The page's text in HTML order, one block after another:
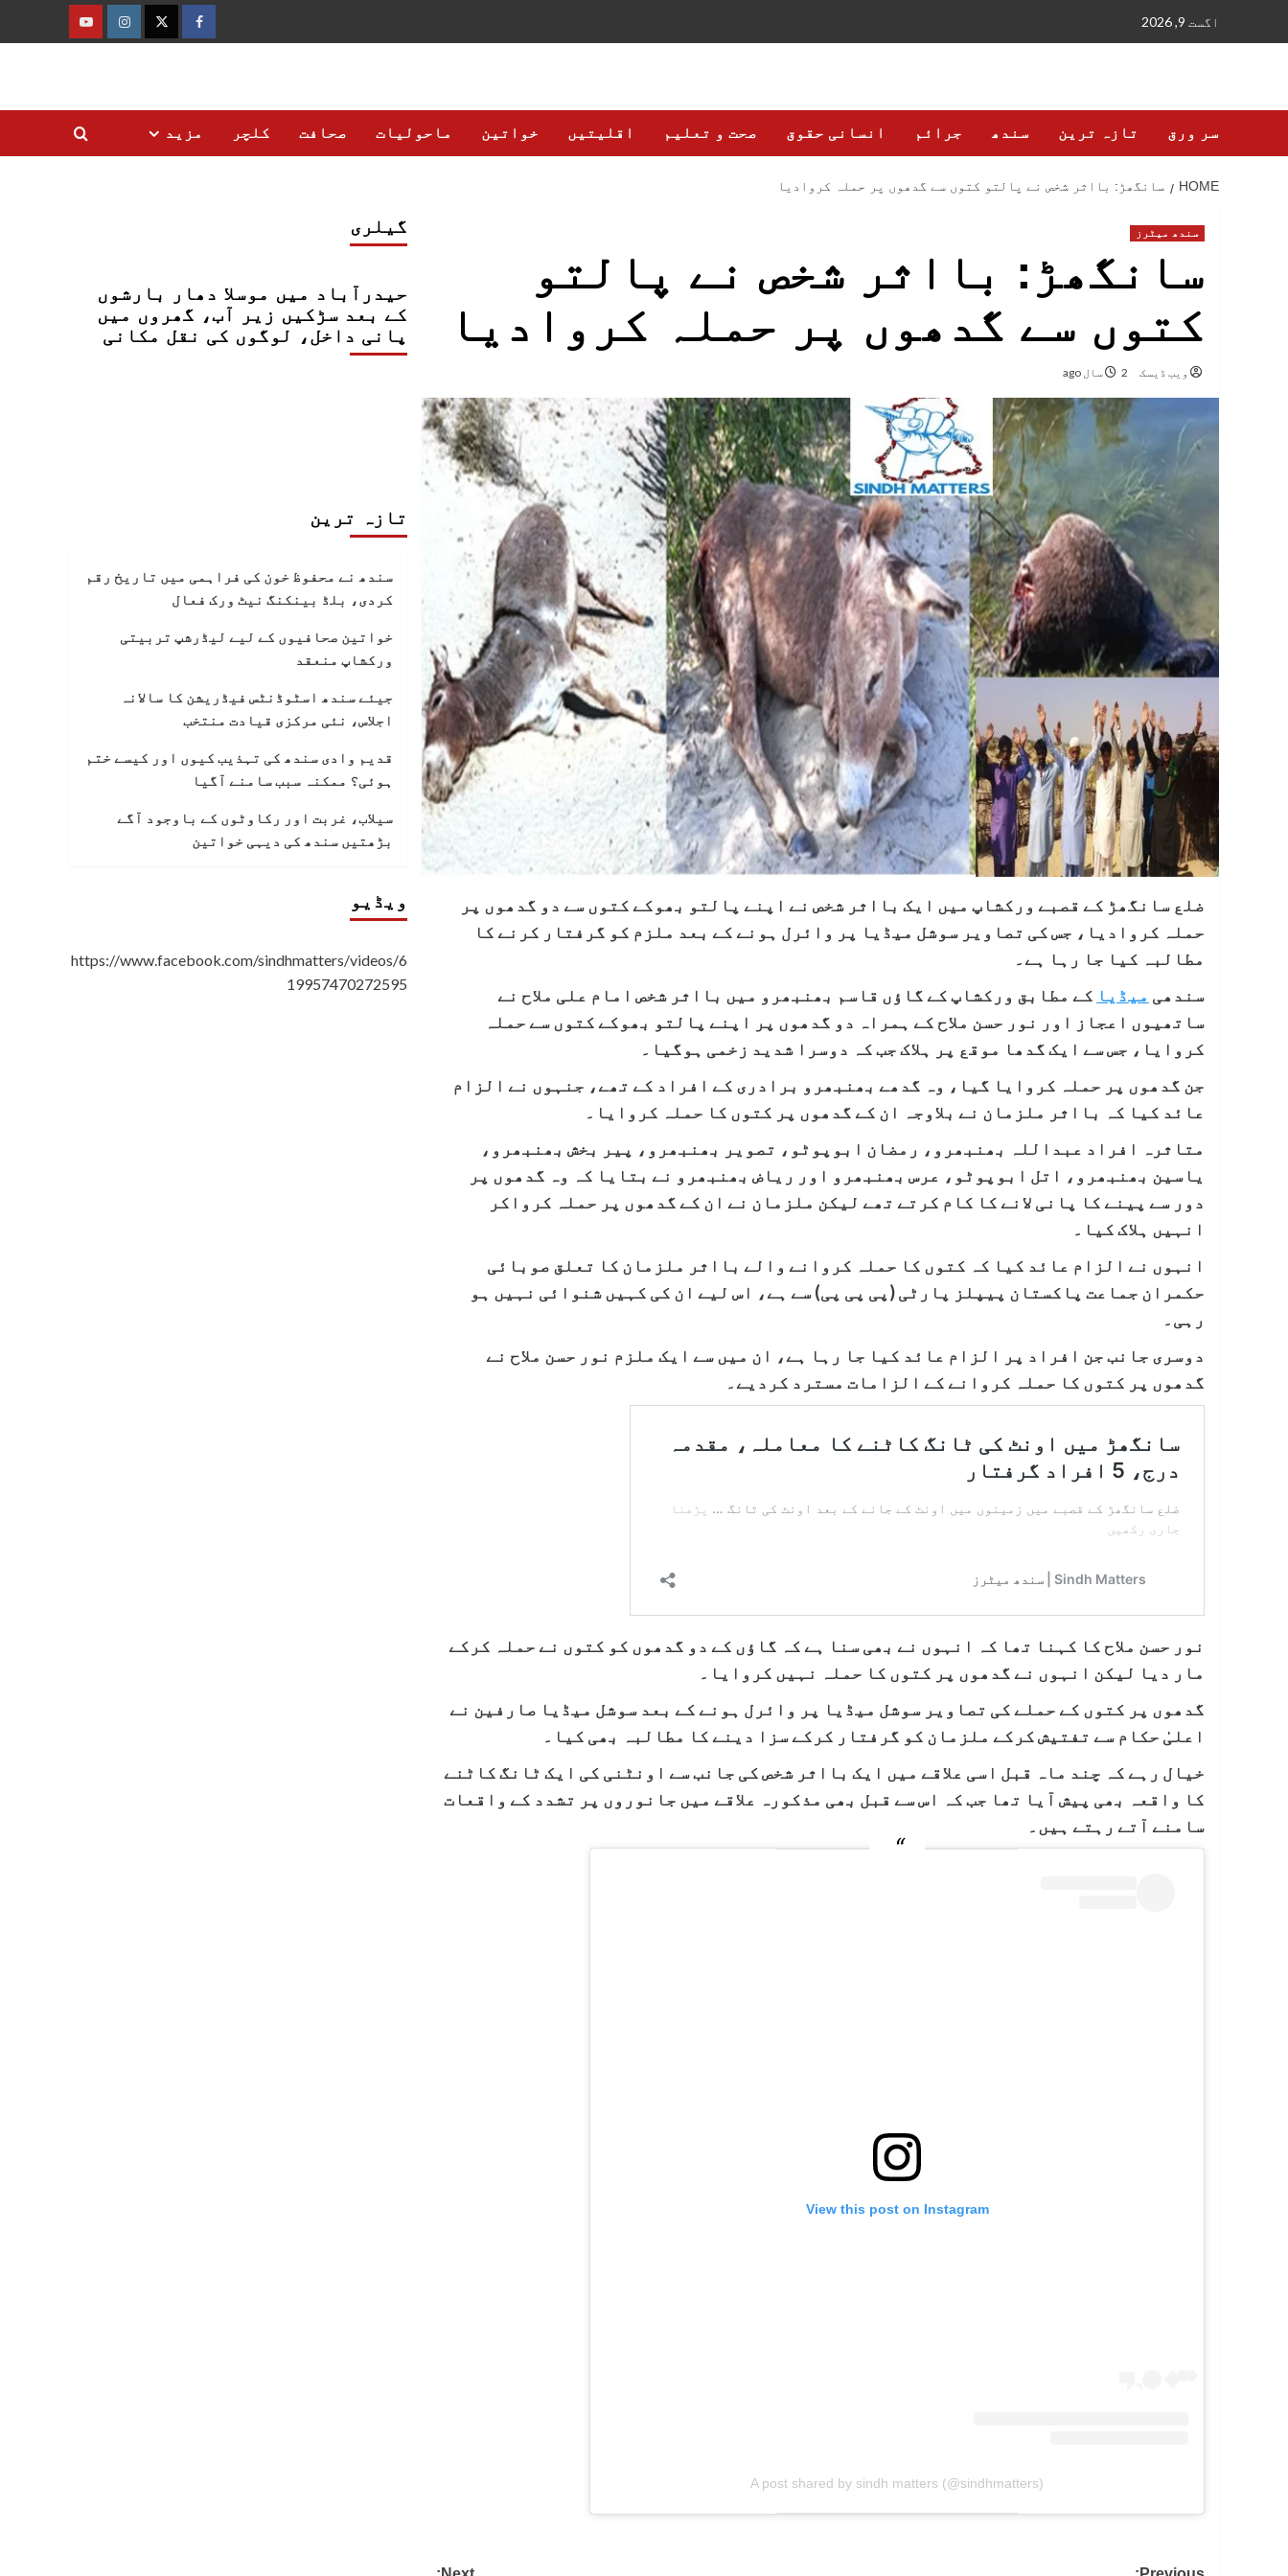
اگست 9, 2026
فیس
ٹوئٹرانسٹاگرام
یوٹیوب
سر ورق تازہ ترین سندھ جرائم انسانی حقوق صحت و تعلیم اقلیتیں خواتین ماحولیات صحافت کلچر مزید
HOME سانگھڑ: بااثر شخص نے پالتو کتوں سے گدھوں پر حملہ کروادیا
سندھ میٹرز
سانگھڑ: بااثر شخص نے پالتو
کتوں سے گدھوں پر حملہ کروادیا
ویب ڈیسک 2 سال ago
ضلع سانگھڑ کے قصبے ورکشاپ میں ایک بااثر شخص نے اپنے پالتو بھوکے کتوں سے دو گدھوں پر
حملہ کروادیا، جس کی تصاویر سوشل میڈیا پر وائرل ہونے کے بعد ملزم کو گرفتار کرنے کا
مطالبہ کیا جا رہا ہے۔
سندھی میڈیا کے مطابق ورکشاپ کے گاؤں قاسم بھنبھرو میں بااثر شخص امام علی ملاح نے
ساتھیوں اعجاز اور نور حسن ملاح کے ہمراہ دو گدھوں پر اپنے پالتو بھوکے کتوں سے حملہ
کروایا، جس سے ایک گدھا موقع پر ہلاک جب کہ دوسرا شدید زخمی ہوگیا۔
جن گدھوں پر حملہ کروایا گیا، وہ گدھے بھنبھرو برادری کے افراد کے تھے، جنہوں نے الزام
عائد کیا کہ بااثر ملزمان نے بلاوجہ ان کے گدھوں پر کتوں کا حملہ کروایا۔
متاثرہ افراد عبداللہ بھنبھرو، رمضان ابوپوٹو، تصویر بھنبھرو، پیر بخش بھنبھرو،
یاسین بھنبھرو، اتل ابوپوٹو، عرس بھنبھرو اور ریاض بھنبھرو نے بتایا کہ وہ گدھوں پر
دور سے پینے کا پانی لانے کا کام کرتے تھے لیکن ملزمان نے ان کے گدھوں پر حملہ کرواکر
انہیں ہلاک کیا۔
انہوں نے الزام عائد کیا کہ کتوں کا حملہ کروانے والے بااثر ملزمان کا تعلق صوبائی
حکمران جماعت پاکستان پیپلز پارٹی (پی پی پی) سے ہے، اس لیے ان کی کہیں شنوائی نہیں ہو
رہی۔
دوسری جانب جن افراد پر الزام عائد کیا جا رہا ہے، ان میں سے ایک ملزم نور حسن ملاح نے
گدھوں پر کتوں کا حملہ کروانے کے الزامات مسترد کردیے۔
نور حسن ملاح کا کہنا تھا کہ انہوں نے بھی سنا ہے کہ گاؤں کے دو گدھوں کو کتوں نے حملہ کرکے
مار دیا لیکن انہوں نے گدھوں پر کتوں کا حملہ نہیں کروایا۔
گدھوں پر کتوں کے حملے کی تصاویر سوشل میڈیا پر وائرل ہونے کے بعد سوشل میڈیا صارفین نے
اعلیٰ حکام سے تفتیش کرکے ملزمان کو گرفتار کرکے سزا دینے کا مطالبہ بھی کیا۔
خیال رہے کہ چند ماہ قبل اسی علاقے میں ایک بااثر شخص کی جانب سے اونٹنی کی ایک ٹانگ کاٹنے
کا واقعہ بھی پیش آیا تھا جب کہ اس سے قبل بھی مذکورہ علاقے میں جانوروں پر تشدد کے واقعات
سامنے آتے رہتے ہیں۔
View this post on Instagram
A post shared by sindh matters (@sindhmatters)
گیلری
حیدرآباد میں موسلا دھار بارشوں
کے بعد سڑکیں زیر آب، گھروں میں
پانی داخل، لوگوں کی نقل مکانی
تازہ ترین
سندھ نے محفوظ خون کی فراہمی میں تاریخ رقم
کردی، بلڈ بینکنگ نیٹ ورک فعال
خواتین صحافیوں کے لیے لیڈرشپ تربیتی
ورکشاپ منعقد
جیئے سندھ اسٹوڈنٹس فیڈریشن کا سالانہ
اجلاس، نئی مرکزی قیادت منتخب
قدیم وادی سندھ کی تہذیب کیوں اور کیسے ختم
ہوئی؟ ممکنہ سبب سامنے آگیا
سیلاب، غربت اور رکاوٹوں کے باوجود آگے
بڑھتیں سندھ کی دیہی خواتین
ویڈیو
https://www.facebook.com/sindhmatters/videos/6
19957470272595